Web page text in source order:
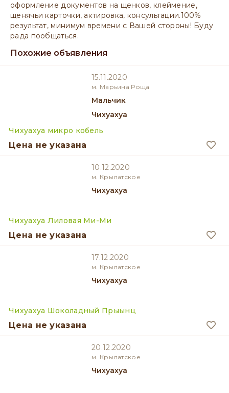
оформление документов на щенков, клеймение,
щенячьи карточки, актировка, консультации.100%
результат, минимум времени с Вашей стороны! Буду
рада пообщаться.
Похожие объявления
15.11.2020
м. Марьина Роща
мальчик
Чихуахуа
Чихуахуа микро кобель
Цена не указана
10.12.2020
м. Крылатское
Чихуахуа
Чихуахуа Лиловая Ми-Ми
Цена не указана
17.12.2020
м. Крылатское
Чихуахуа
Чихуахуа Шоколадный Прыынц
Цена не указана
20.12.2020
м. Крылатское
Чихуахуа